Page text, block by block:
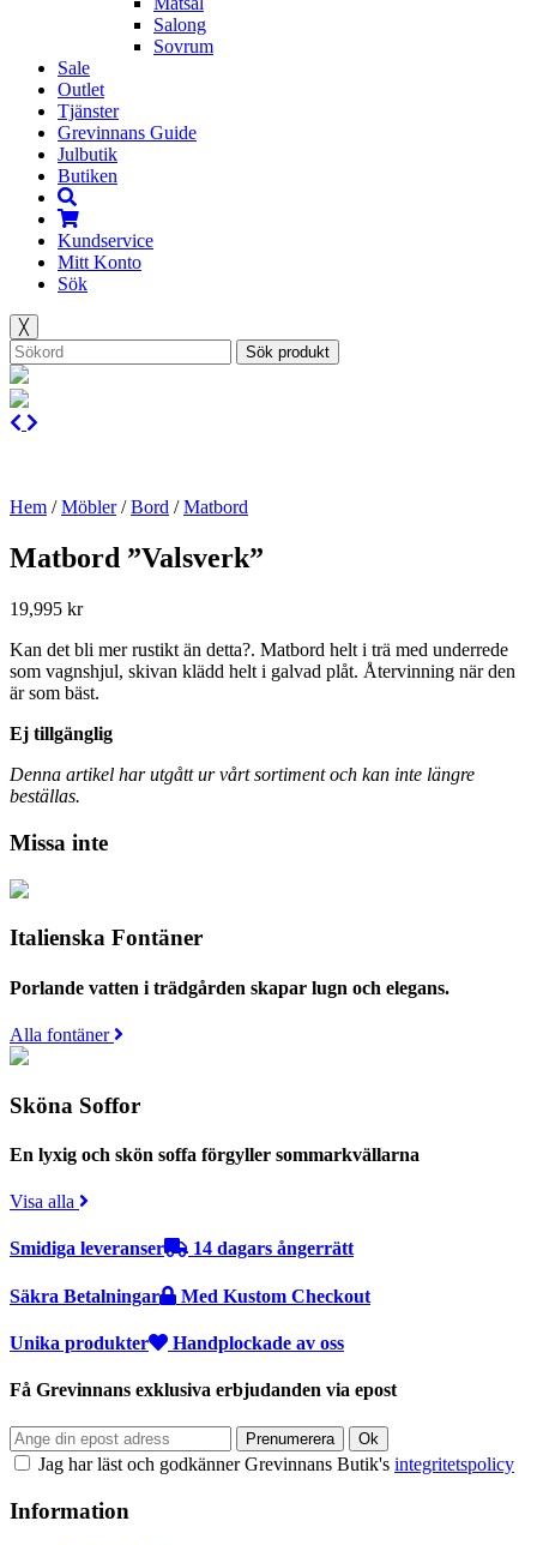
Salong
Sovrum
Sale
Outlet
Tjänster
Grevinnans Guide
Julbutik
Butiken
Kundservice
Mitt Konto
Sök
╳
Sök produkt
Hem /Möbler/Bord /Matbord
Matbord ”Valsverk”
19,995 kr
Kan det bli mer rustikt än detta?. Matbord helt i trä med underrede
som vagnshjul, skivan klädd helt i galvad plåt. Återvinning när den
är som bäst.
Ej tillgänglig
Denna artikel har utgått ur vårt sortiment och kan inte längre
beställas.
Missa inte
Italienska Fontäner
Porlande vatten i trädgården skapar lugn och elegans.
Alla fontäner
Sköna Soffor
En lyxig och skön soffa förgyller sommarkvällarna
Visa alla
Smidiga leveranser 14 dagars ångerrätt
Säkra Betalningar Med Kustom Checkout
Unika produkter Handplockade av oss
Få Grevinnans exklusiva erbjudanden via epost
Jag har läst och godkänner Grevinnans Butik's integritetspolicy
Information